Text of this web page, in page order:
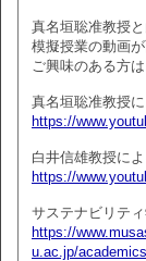
真名垣聡准教授
模擬授業の動画が
ご興味のある方
真名垣聡准教授
https://
白井信雄教授に
https://
サステナビリテ
https://
u.ac.jp/